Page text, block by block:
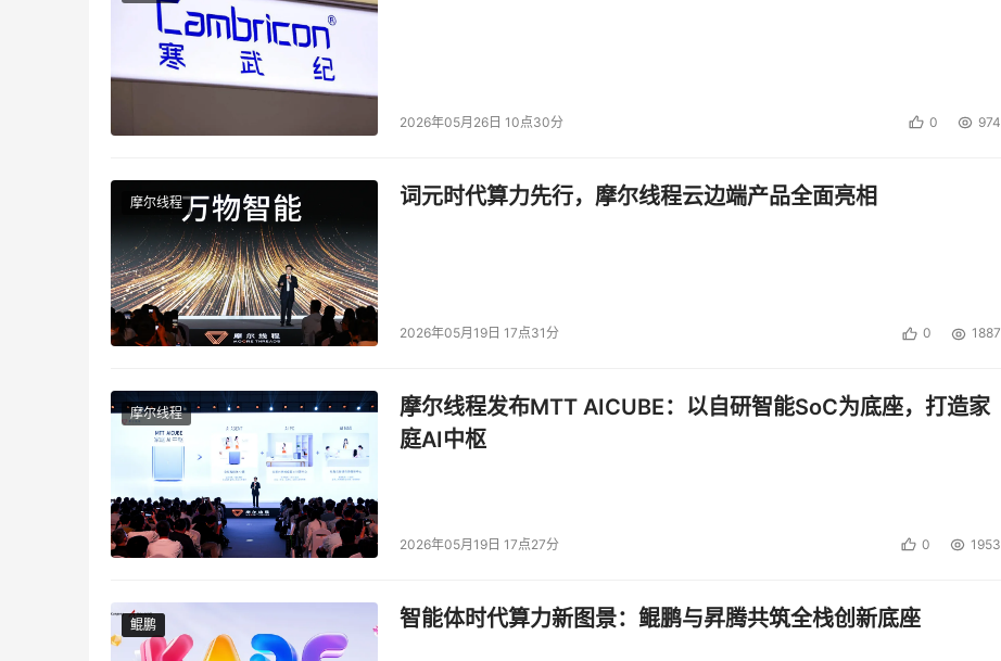
2026年05月26日 10点30分 0 974
摩尔线程 词元时代算力先行，摩尔线程云边端产品全面亮相
2026年05月19日 17点31分 0 1887
摩尔线程
摩尔线程发布MTT AICUBE：以自研智能SoC为底座，打造家
庭AI中枢
2026年05月19日 17点27分 0 1953
鲲鹏
鲲鹏 智能体时代算力新图景：鲲鹏与昇腾共筑全栈创新底座